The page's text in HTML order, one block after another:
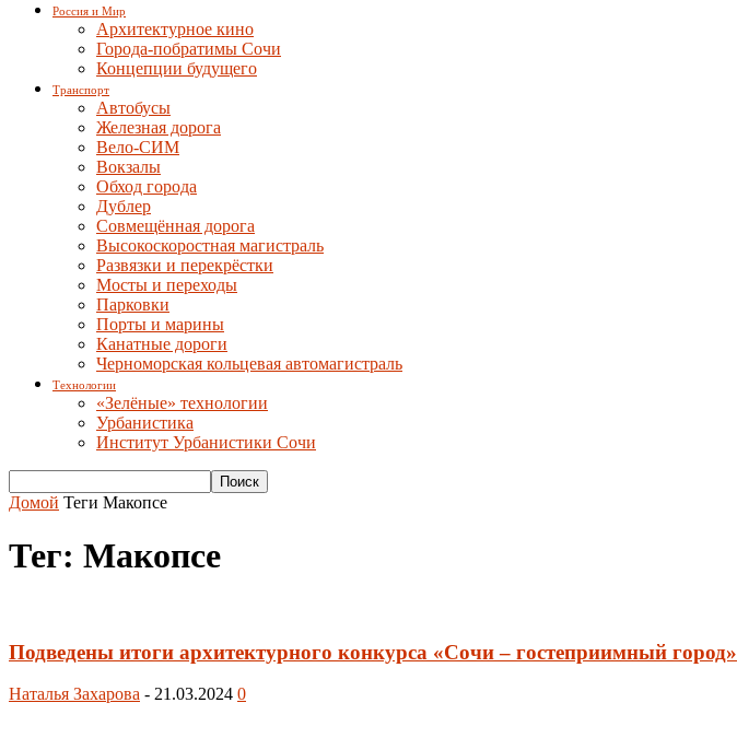
Россия и Мир
Архитектурное кино
Города-побратимы Сочи
Концепции будущего
Транспорт
Автобусы
Железная дорога
Вело-СИМ
Вокзалы
Обход города
Дублер
Совмещённая дорога
Высокоскоростная магистраль
Развязки и перекрёстки
Мосты и переходы
Парковки
Порты и марины
Канатные дороги
Черноморская кольцевая автомагистраль
Технологии
«Зелёные» технологии
Урбанистика
Институт Урбанистики Сочи
Домой Теги Макопсе
Тег: Макопсе
Подведены итоги архитектурного конкурса «Сочи – гостеприимный город»
Наталья Захарова - 21.03.2024 0